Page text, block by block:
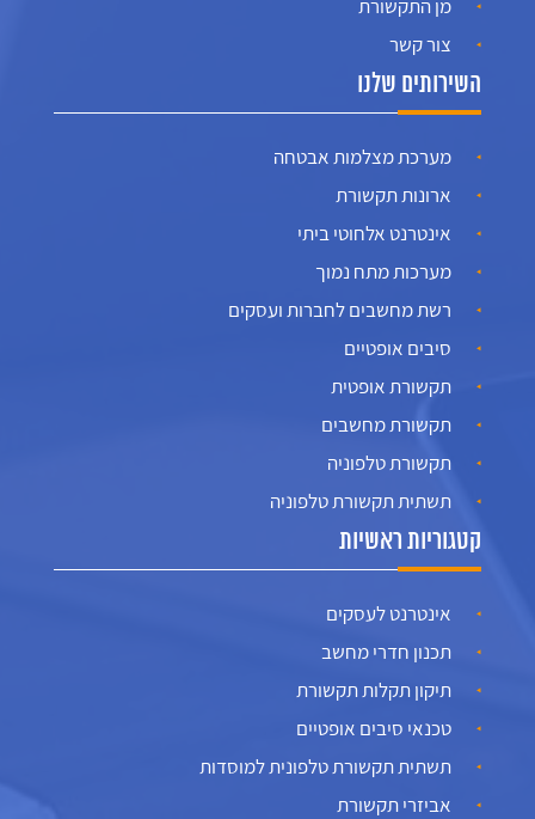
מן התקשורת
צור קשר
השירותים שלנו
מערכת מצלמות אבטחה
ארונות תקשורת
אינטרנט אלחוטי ביתי
מערכות מתח נמוך
רשת מחשבים לחברות ועסקים
סיבים אופטיים
תקשורת אופטית
תקשורת מחשבים
תקשורת טלפוניה
תשתית תקשורת טלפוניה
קטגוריות ראשיות
אינטרנט לעסקים
תכנון חדרי מחשב
תיקון תקלות תקשורת
טכנאי סיבים אופטיים
תשתית תקשורת טלפונית למוסדות
אביזרי תקשורת